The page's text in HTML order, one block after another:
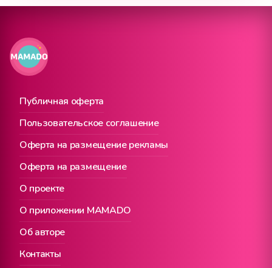
Публичная оферта
О проекте
Пользовательское соглашение
О приложении MAMADO
Оферта на размещение рекламы
Об авторе
Оферта на размещение
Контакты